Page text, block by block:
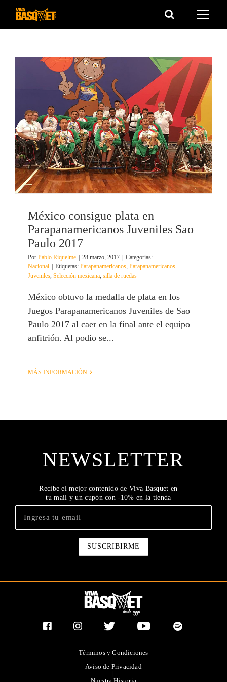
Saltar
México consigue plata en
Parapanamericanos Juveniles Sao
Paulo 2017
Por Pablo Riquelme 28 marzo, 2017
Categorías:
Nacional
Etiquetas: Parapanamericanos, Parapanamericanos
Juveniles, Selección mexicana, silla de ruedas
México obtuvo la medalla de plata en los
Juegos Parapanamericanos Juveniles de Sao
Paulo 2017 al caer en la final ante el equipo
anfitrión. Al podio se...
MÁS INFORMACIÓN
NEWSLETTER
Recibe el mejor contenido de Viva Basquet en
tu mail y un cupón con -10% en la tienda
Términos y Condiciones
|
Aviso de Privacidad
|